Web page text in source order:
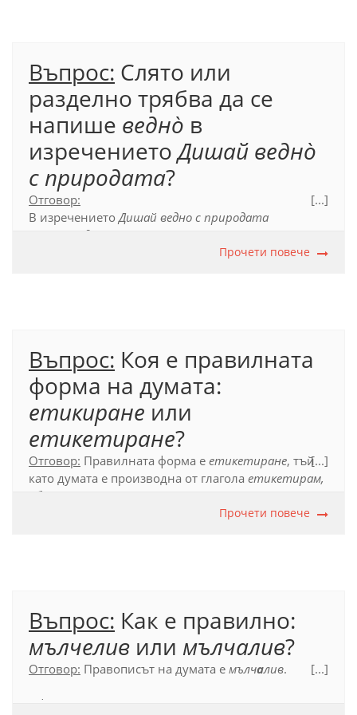
Въпрос: Слято или
разделно трябва да се
напише ведно̀ в
изречениетоДишай ведно̀
с природата?
Отговор:
В изречениетоДишай ведно с природата
ведно
не съчетание от предлог и числително име.
[...]
Прочети повече
Въпрос: Коя е правилната
форма на думата:
етикиране или
етикетиране?
Отговор: Правилната форма е етикетиране, тъй
като думата е производна от глагола етикетирам,
образуван от съществителното име
[...]
Прочети повече
Въпрос: Как е правилно:
мълчелив или мълчалив?
Отговор: Правописът на думата е мълчалив.
Официален правописен речник (2012), с. 388.
[...]